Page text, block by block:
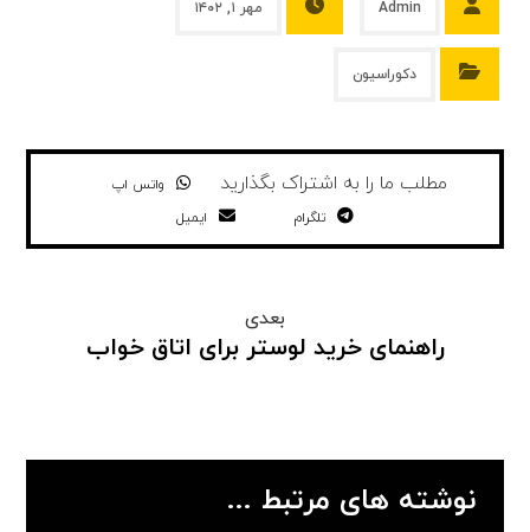
Admin مهر ۱, ۱۴۰۲
دکوراسیون
واتس اپ
تلگرام
ایمیل
بعدی
راهنمای خرید لوستر برای اتاق خواب
نوشته های مرتبط ...